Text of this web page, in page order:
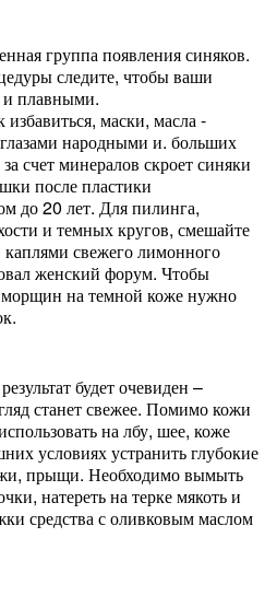
группа появления синяков.
следите, чтобы ваши
плавными.
маски, масла -
народными и. больших
счет минералов скроет синяки
после пластики
до 20 лет. Для пилинга,
и темных кругов, смешайте
свежего лимонного
женский форум. Чтобы
морщин на темной коже нужно
будет очевиден –
станет свежее. Помимо кожи
на лбу, шее, коже
условиях устранить глубокие
прыщи. Необходимо вымыть
натереть на терке мякоть и
средства с оливковым маслом